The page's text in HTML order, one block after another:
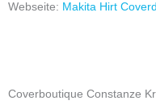
Webseite: Makita Hirt
Coverboutique Constanze